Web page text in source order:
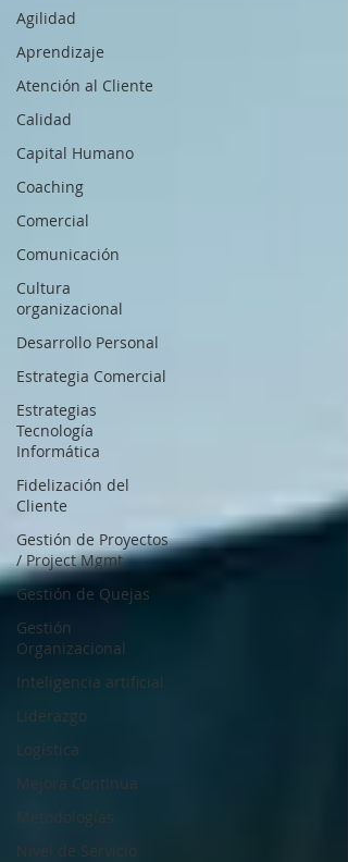
Agilidad
Aprendizaje
Atención al Cliente
Calidad
Capital Humano
Coaching
Comercial
Comunicación
Cultura
organizacional
Desarrollo Personal
Estrategia Comercial
Estrategias
Tecnología
Informática
Fidelización del
Cliente
Gestión de Proyectos
/ Project Mgmt
Gestión de Quejas
Gestión
Organizacional
Inteligencia artificial
Liderazgo
Logística
Mejora Continua
Metodologías
Nivel de Servicio